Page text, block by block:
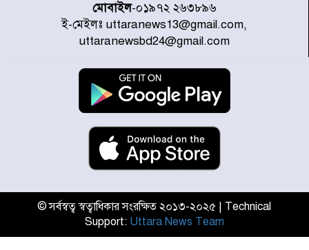
বাঁশখালীকে বন্যা মুক্ত করার সকল
পদক্ষেপ নেয়া হবে- আসাদুল হাবিব দুলু
এমপি
বিদ্যুৎ-জ্বালানি খাতে অস্থিরতা তৈরির
চেষ্টা করছে একটি চক্র : প্রধানমন্ত্রী
টাইফুন ‘ডলফিনের’ আঘাতে জাপানে
চিকিৎসা খাতে জিডিপির ৫ শতাংশ
মোবাইল-০১৯৭২ ২৬৩৮৯৬
ই-মেইলঃ uttaranews13@gmail.com,
uttaranewsbd24@gmail.com
© সর্বস্বত্ব স্বত্বাধিকার সংরক্ষিত ২০১৩-২০২৫ | Technical
Support: Uttara News Team